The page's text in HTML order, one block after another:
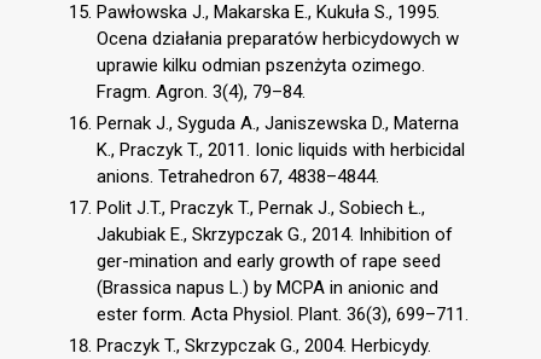
Pawłowska J., Makarska E., Kukuła S., 1995.
Ocena działania preparatów herbicydowych w
uprawie kilku odmian pszenżyta ozimego.
Fragm. Agron. 3(4), 79–84.
Pernak J., Syguda A., Janiszewska D., Materna
K., Praczyk T., 2011. Ionic liquids with herbicidal
anions. Tetrahedron 67, 4838–4844.
Polit J.T., Praczyk T., Pernak J., Sobiech Ł.,
Jakubiak E., Skrzypczak G., 2014. Inhibition of
ger-mination and early growth of rape seed
(Brassica napus L.) by MCPA in anionic and
ester form. Acta Physiol. Plant. 36(3), 699–711.
Praczyk T., Skrzypczak G., 2004. Herbicydy.